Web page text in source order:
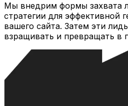
Мы внедрим формы захвата
стратегии для эффективной
вашего сайта. Затем эти
взращивать и превращать в